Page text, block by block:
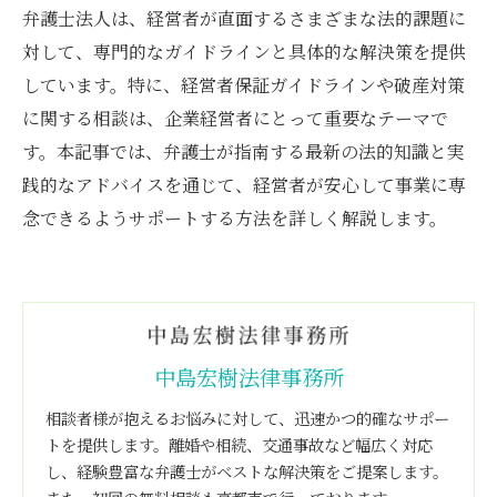
弁護士法人は、経営者が直面するさまざまな法的課題に
対して、専門的なガイドラインと具体的な解決策を提供
しています。特に、経営者保証ガイドラインや破産対策
に関する相談は、企業経営者にとって重要なテーマで
す。本記事では、弁護士が指南する最新の法的知識と実
践的なアドバイスを通じて、経営者が安心して事業に専
念できるようサポートする方法を詳しく解説します。
中島宏樹法律事務所
相談者様が抱えるお悩みに対して、迅速かつ的確なサポー
トを提供します。離婚や相続、交通事故など幅広く対応
し、経験豊富な弁護士がベストな解決策をご提案します。